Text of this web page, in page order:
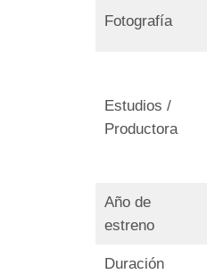
Fotografía
Estudios /
Productora
Año de
estreno
Duración